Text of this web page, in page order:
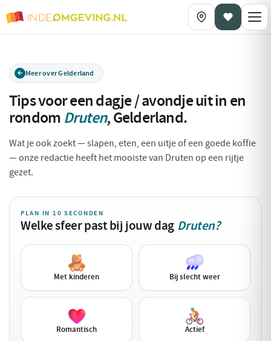
Meer over Gelderland
Tips voor een dagje / avondje uit in en
rondom Druten,Gelderland.
Wat je ook zoekt — slapen, eten, een uitje of een goede koffie
— onze redactie heeft het mooiste van Druten op een rijtje
gezet.
PLAN IN 10 SECONDEN
Welke sfeer past bij jouw dag Druten?
Met kinderen Bij slecht weer
Romantisch Actief